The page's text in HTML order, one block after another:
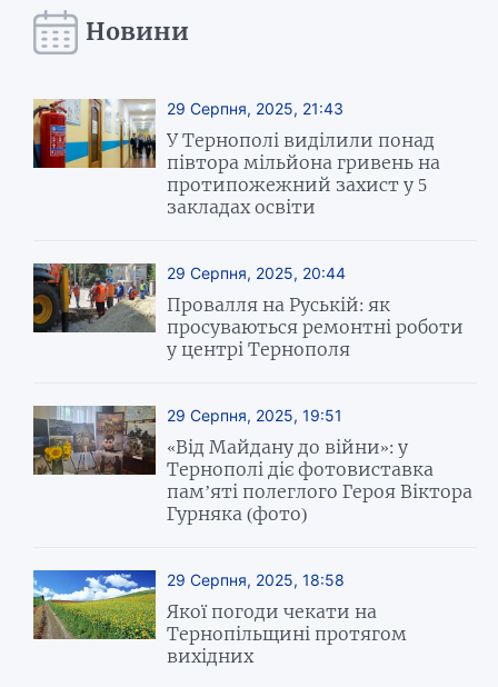
Новини
29 Серпня, 2025, 21:43
У Тернополі виділили понад
півтора мільйона гривень на
протипожежний захист у 5
закладах освіти
29 Серпня, 2025, 20:44
Провалля на Руській: як
просуваються ремонтні роботи
у центрі Тернополя
29 Серпня, 2025, 19:51
«Від Майдану до війни»: у
Тернополі діє фотовиставка
пам’яті полеглого Героя Віктора
Гурняка (фото)
29 Серпня, 2025, 18:58
Якої погоди чекати на
Тернопільщині протягом
вихідних